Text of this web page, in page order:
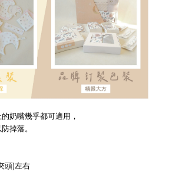
奶嘴幾乎都可適用，
掉落。
頭)左右